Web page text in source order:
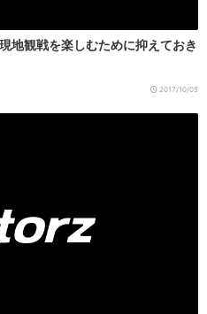
地観戦を楽しむために抑えておき
2017/10/05